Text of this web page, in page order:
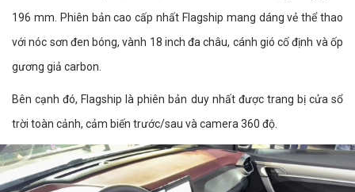
196 mm. Phiên bản cao cấp nhất Flagship mang dáng vẻ thể thao
với nóc sơn đen bóng, vành 18 inch đa châu, cánh gió cố định và ốp
gương giả carbon.
Bên cạnh đó, Flagship là phiên bản duy nhất được trang bị cửa sổ
trời toàn cảnh, cảm biến trước/sau và camera 360 độ.